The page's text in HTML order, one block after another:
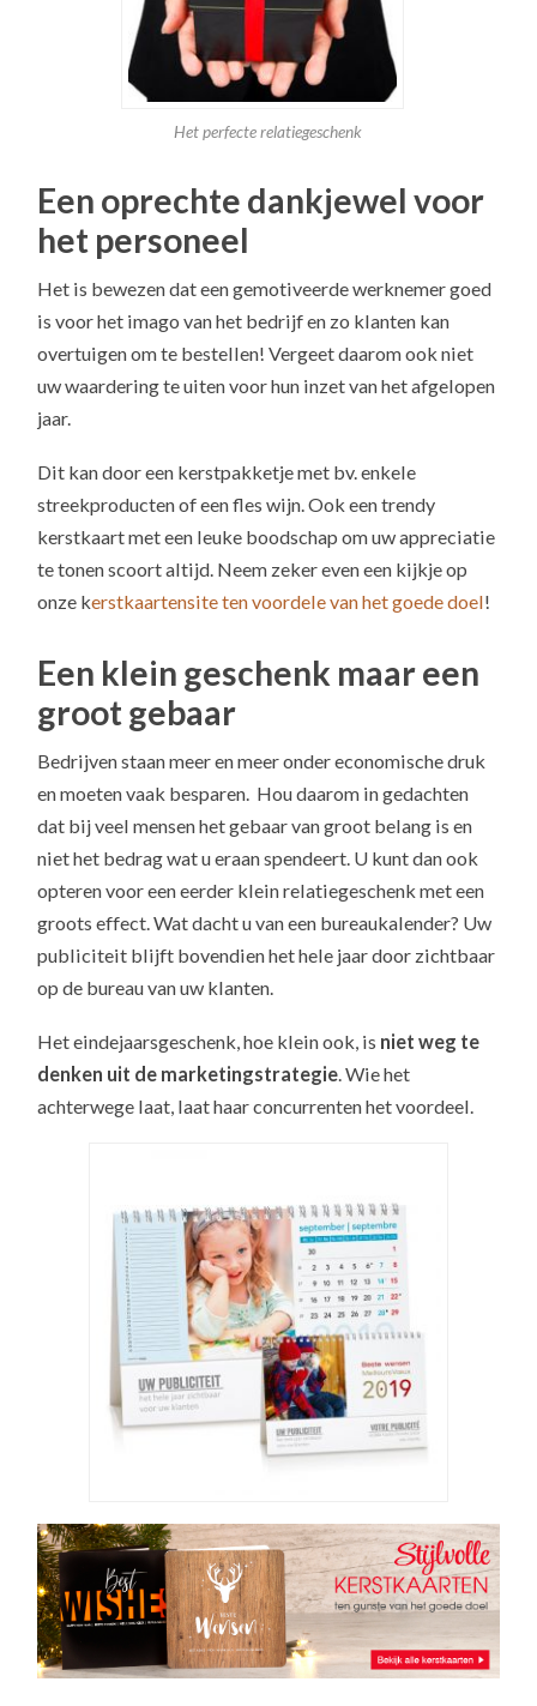
Het perfecte relatiegeschenk
Een oprechte dankjewel voor
het personeel
Het is bewezen dat een gemotiveerde werknemer goed
is voor het imago van het bedrijf en zo klanten kan
overtuigen om te bestellen! Vergeet daarom ook niet
uw waardering te uiten voor hun inzet van het afgelopen
jaar.
Dit kan door een kerstpakketje met bv. enkele
streekproducten of een fles wijn. Ook een trendy
kerstkaart met een leuke boodschap om uw appreciatie
te tonen scoort altijd. Neem zeker even een kijkje op
onze kerstkaartensite ten voordele van het goede doel!
Een klein geschenk maar een
groot gebaar
Bedrijven staan meer en meer onder economische druk
en moeten vaak besparen. Hou daarom in gedachten
dat bij veel mensen het gebaar van groot belang is en
niet het bedrag wat u eraan spendeert. U kunt dan ook
opteren voor een eerder klein relatiegeschenk met een
groots effect. Wat dacht u van een bureaukalender? Uw
publiciteit blijft bovendien het hele jaar door zichtbaar
op de bureau van uw klanten.
Het eindejaarsgeschenk, hoe klein ook, is niet weg te
denken uit de marketingstrategie . Wie het
achterwege laat, laat haar concurrenten het voordeel.